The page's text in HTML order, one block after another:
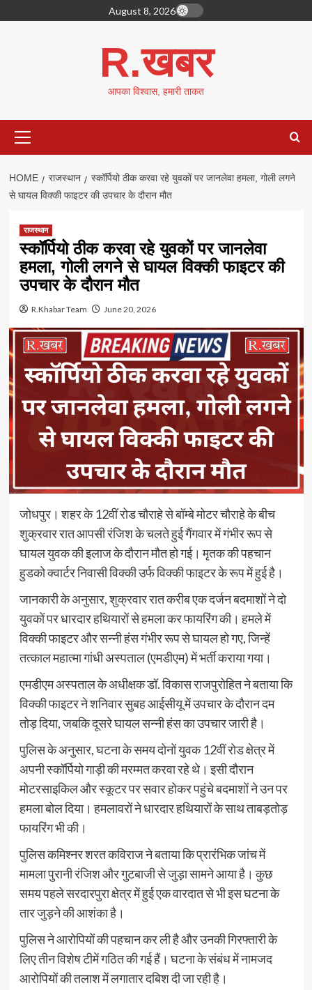
to
August 8, 2026
R.खबर
आपका विश्वास, हमारी ताकत
Menu
HOME राजस्थान
स्कॉर्पियो ठीक करवा रहे युवकों पर जानलेवा हमला, गोली लगने
से घायल विक्की फाइटर की उपचार के दौरान मौत
राजस्थान
स्कॉर्पियो ठीक करवा रहे युवकों पर जानलेवा
हमला, गोली लगने से घायल विक्की फाइटर की
उपचार के दौरान मौत
R.Khabar Team June 20, 2026
जोधपुर। शहर के 12वीं रोड चौराहे से बॉम्बे मोटर चौराहे के बीच
शुक्रवार रात आपसी रंजिश के चलते हुई गैंगवार में गंभीर रूप से
घायल युवक की इलाज के दौरान मौत हो गई। मृतक की पहचान
हुडको क्वार्टर निवासी विक्की उर्फ विक्की फाइटर के रूप में हुई है।
जानकारी के अनुसार, शुक्रवार रात करीब एक दर्जन बदमाशों ने दो
युवकों पर धारदार हथियारों से हमला कर फायरिंग की। हमले में
विक्की फाइटर और सन्नी हंस गंभीर रूप से घायल हो गए, जिन्हें
तत्काल महात्मा गांधी अस्पताल (एमडीएम) में भर्ती कराया गया।
एमडीएम अस्पताल के अधीक्षक डॉ. विकास राजपुरोहित ने बताया कि
विक्की फाइटर ने शनिवार सुबह आईसीयू में उपचार के दौरान दम
तोड़ दिया, जबकि दूसरे घायल सन्नी हंस का उपचार जारी है।
पुलिस के अनुसार, घटना के समय दोनों युवक 12वीं रोड क्षेत्र में
अपनी स्कॉर्पियो गाड़ी की मरम्मत करवा रहे थे। इसी दौरान
मोटरसाइकिल और स्कूटर पर सवार होकर पहुंचे बदमाशों ने उन पर
हमला बोल दिया। हमलावरों ने धारदार हथियारों के साथ ताबड़तोड़
फायरिंग भी की।
पुलिस कमिश्नर शरत कविराज ने बताया कि प्रारंभिक जांच में
मामला पुरानी रंजिश और गुटबाजी से जुड़ा सामने आया है। कुछ
समय पहले सरदारपुरा क्षेत्र में हुई एक वारदात से भी इस घटना के
तार जुड़ने की आशंका है।
पुलिस ने आरोपियों की पहचान कर ली है और उनकी गिरफ्तारी के
लिए तीन विशेष टीमें गठित की गई हैं। घटना के संबंध में नामजद
आरोपियों की तलाश में लगातार दबिश दी जा रही है।